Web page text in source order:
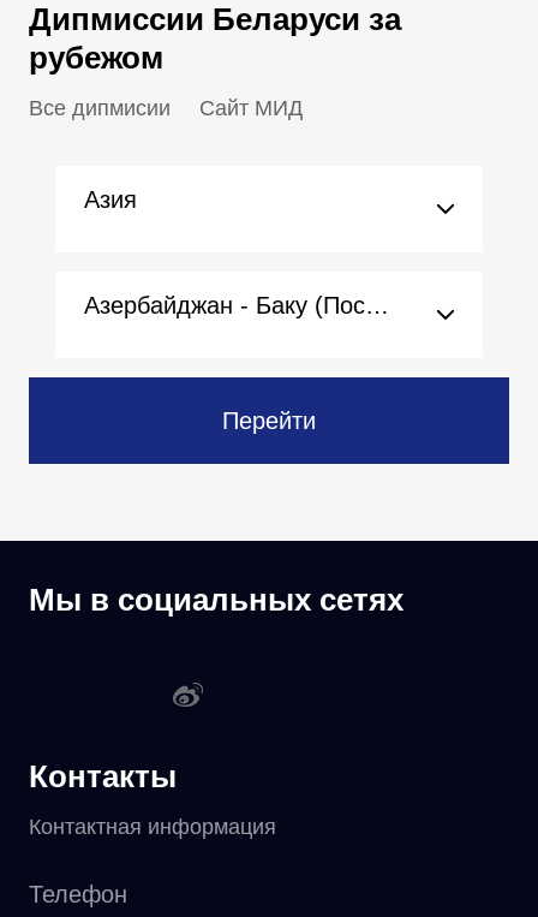
Дипмиссии Беларуси за
рубежом
Все дипмисии Сайт МИД
Азия
Азербайджан - Баку (Посольство)
Перейти
Мы в социальных сетях
Контакты
Контактная информация
Телефон